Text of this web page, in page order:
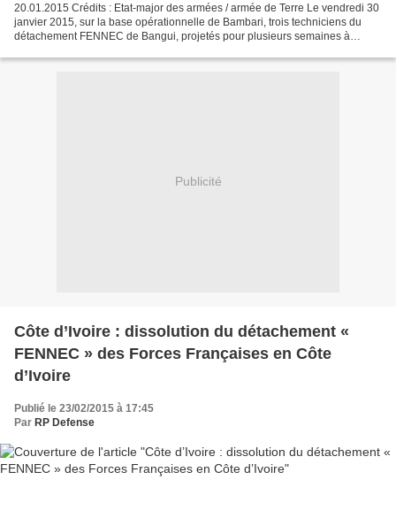
20.01.2015 Crédits : Etat-major des armées / armée de Terre Le vendredi 30
janvier 2015, sur la base opérationnelle de Bambari, trois techniciens du
détachement FENNEC de Bangui, projetés pour plusieurs semaines à
Publicité
Côte d’Ivoire : dissolution du détachement «
FENNEC » des Forces Françaises en Côte
d’Ivoire
Publié le 23/02/2015 à 17:45
Par RP Defense